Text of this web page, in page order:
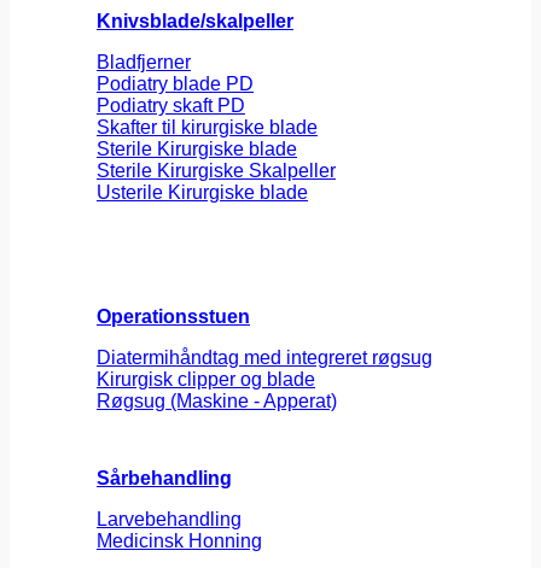
Knivsblade/skalpeller
Bladfjerner
Podiatry blade PD
Podiatry skaft PD
Skafter til kirurgiske blade
Sterile Kirurgiske blade
Sterile Kirurgiske Skalpeller
Usterile Kirurgiske blade
Operationsstuen
Diatermihåndtag med integreret røgsug
Kirurgisk clipper og blade
Røgsug (Maskine - Apperat)
Sårbehandling
Larvebehandling
Medicinsk Honning